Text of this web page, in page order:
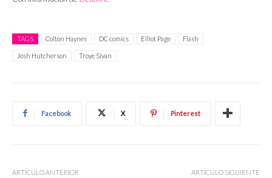
TAGS Colton Haynes DC comics Elliot Page Flash
Josh Hutcherson Troye Sivan
Facebook X Pinterest
ARTÍCULO ANTERIOR ARTÍCULO SIGUIENTE